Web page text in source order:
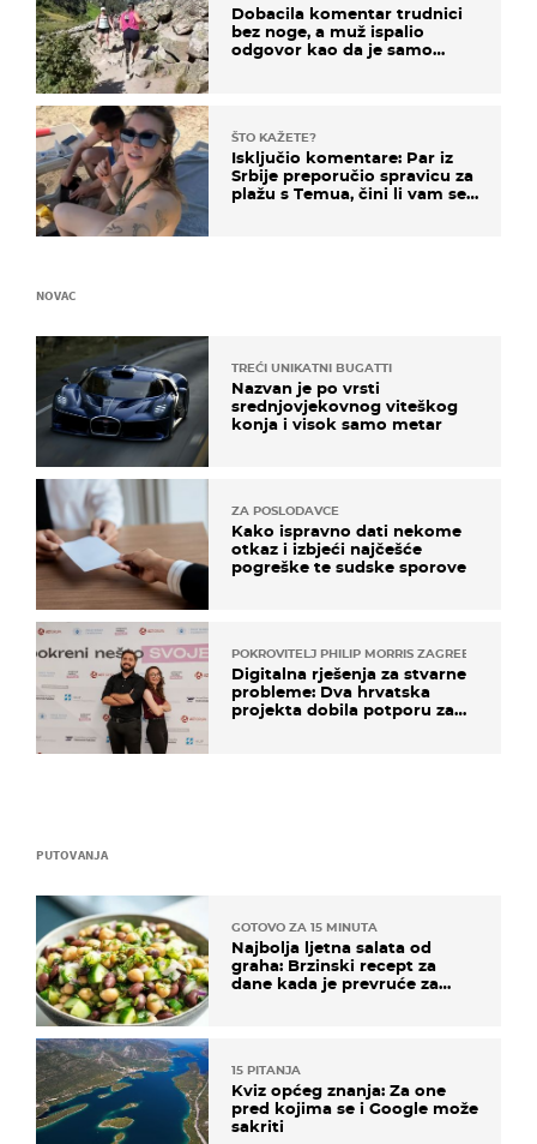
Dobacila komentar trudnici
bez noge, a muž ispalio
odgovor kao da je samo
ŠTO KAŽETE?
Isključio komentare: Par iz
Srbije preporučio spravicu za
plažu s Temua, čini li vam se
PUTOVANJA
GOTOVO ZA 15 MINUTA
Najbolja ljetna salata od
graha: Brzinski recept za
dane kada je prevruće za
15 PITANJA
Kviz općeg znanja: Za one
pred kojima se i Google može
sakriti
NOVAC
TREĆI UNIKATNI BUGATTI
Nazvan je po vrsti
srednjovjekovnog viteškog
konja i visok samo metar
ZA POSLODAVCE
Kako ispravno dati nekome
otkaz i izbjeći najčešće
pogreške te sudske sporove
POKROVITELJ PHILIP MORRIS ZAGREB
Digitalna rješenja za stvarne
probleme: Dva hrvatska
projekta dobila potporu za